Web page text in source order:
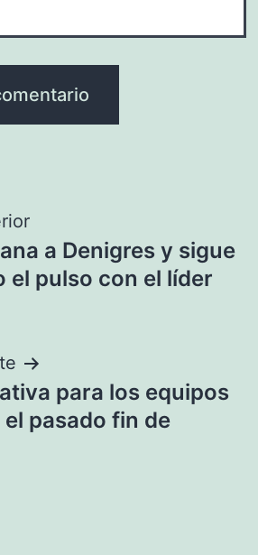
a Denigres y sigue
el pulso con el líder
para los equipos
el pasado fin de